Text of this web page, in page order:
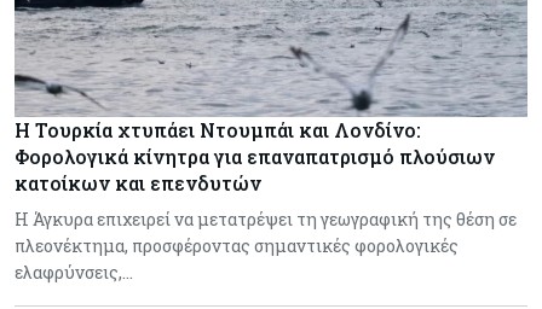
Η Τουρκία χτυπάει Ντουμπάι και Λονδίνο:
Φορολογικά κίνητρα για επαναπατρισμό πλούσιων
κατοίκων και επενδυτών
Η Άγκυρα επιχειρεί να μετατρέψει τη γεωγραφική της θέση σε
πλεονέκτημα, προσφέροντας σημαντικές φορολογικές
ελαφρύνσεις,…